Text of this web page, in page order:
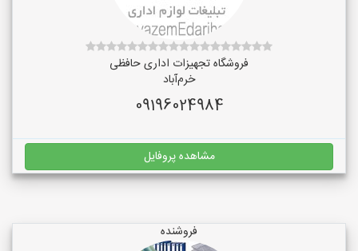
فروشگاه تجهیزات اداری حافظی
خرم‌آباد
09196024984
مشاهده پروفایل
فروشنده